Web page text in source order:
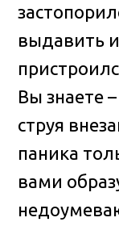
выдавить
Вы знаете
струя
паника
вами